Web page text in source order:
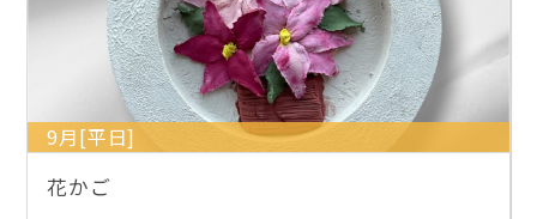
9月[平日]
花かご